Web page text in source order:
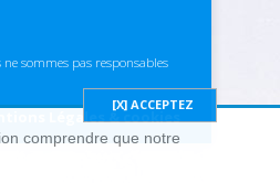
sommes pas responsables
Légales & cookies
comprendre que notre